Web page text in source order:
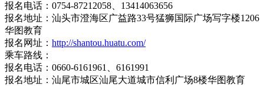
报名电话：0754-87212058、13414063656
报名地址：汕头市澄海区广益路33号猛狮国际广场写字楼1206
华图教育
报名网址： http://shantou.huatu.com/
乘车路线：
报名电话：0660-6161961、6161991
报名地址：汕尾市城区汕尾大道城市信利广场8楼华图教育